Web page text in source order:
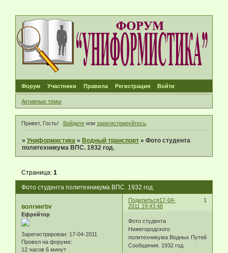
Форум Участники Правила Регистрация Войти
Активные темы
Привет, Гость! Войдитеили зарегистрируйтесь.
»Униформистика » Водный транспорт »Фото студента
политехникума ВПС. 1932 год.
Фото студента политехникума ВПС. 1932 год.
Страница:1
Поделиться 1
17-04-
2011 19:43:48
волгинrbv
Ефрейтор
Зарегистрирован: 17-04-2011
Провел на форуме:
12 часов 6 минут
Фото студента
Нижегородского
политехникума Водных Путей
Сообщения. 1932 год.